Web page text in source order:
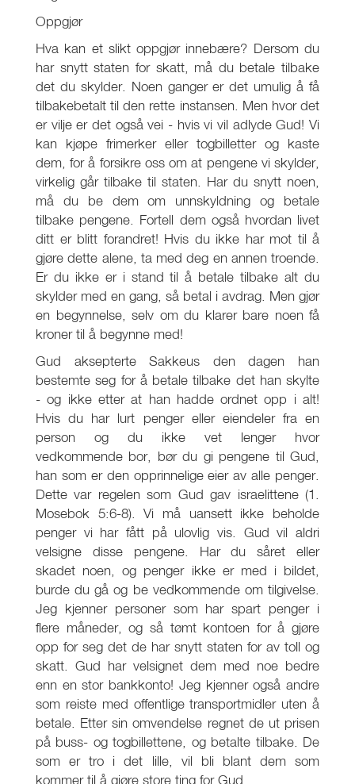
Oppgjør
Hva kan et slikt oppgjør innebære? Dersom du
har snytt staten for skatt, må du betale tilbake
det du skylder. Noen ganger er det umulig å få
tilbakebetalt til den rette instansen. Men hvor det
er vilje er det også vei - hvis vi vil adlyde Gud! Vi
kan kjøpe frimerker eller togbilletter og kaste
dem, for å forsikre oss om at pengene vi skylder,
virkelig går tilbake til staten. Har du snytt noen,
må du be dem om unnskyldning og betale
tilbake pengene. Fortell dem også hvordan livet
ditt er blitt forandret! Hvis du ikke har mot til å
gjøre dette alene, ta med deg en annen troende.
Er du ikke er i stand til å betale tilbake alt du
skylder med en gang, så betal i avdrag. Men gjør
en begynnelse, selv om du klarer bare noen få
kroner til å begynne med!
Gud aksepterte Sakkeus den dagen han
bestemte seg for å betale tilbake det han skylte
- og ikke etter at han hadde ordnet opp i alt!
Hvis du har lurt penger eller eiendeler fra en
person og du ikke vet lenger hvor
vedkommende bor, bør du gi pengene til Gud,
han som er den opprinnelige eier av alle penger.
Dette var regelen som Gud gav israelittene (1.
Mosebok 5:6-8). Vi må uansett ikke beholde
penger vi har fått på ulovlig vis. Gud vil aldri
velsigne disse pengene. Har du såret eller
skadet noen, og penger ikke er med i bildet,
burde du gå og be vedkommende om tilgivelse.
Jeg kjenner personer som har spart penger i
flere måneder, og så tømt kontoen for å gjøre
opp for seg det de har snytt staten for av toll og
skatt. Gud har velsignet dem med noe bedre
enn en stor bankkonto! Jeg kjenner også andre
som reiste med offentlige transportmidler uten å
betale. Etter sin omvendelse regnet de ut prisen
på buss- og togbillettene, og betalte tilbake. De
som er tro i det lille, vil bli blant dem som
kommer til å gjøre store ting for Gud.